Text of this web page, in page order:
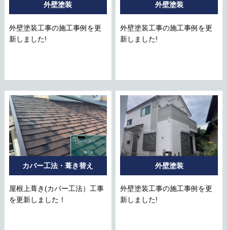
外壁塗装
外壁塗装工事の施工事例を更
新しました!
外壁塗装
外壁塗装工事の施工事例を更
新しました!
カバー工法・葺き替え
屋根上葺き(カバー工法）工事
を更新しました！
外壁塗装
外壁塗装工事の施工事例を更
新しました!